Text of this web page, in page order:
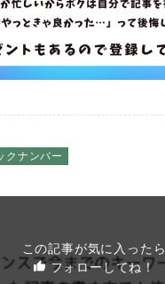
クナンバー
この記事が気に入ったら
フォローしてね！